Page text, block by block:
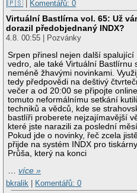
|🇵🇸 | Komentářů: 0
Virtuální Bastlírna vol. 65: Už
dorazil předobjednaný INDX?
4.8. 00:55 | Pozvánky
Srpen přinesl nejen další spalující
vedro, ale také Virtuální Bastlírnu
neméně žhavými novinkami.
tedy předpovědi na deštivý
večer a od 20:00 se připojte
tomuto neformálnímu setkání
techniků a vědců, kde se
bastlíři proberete nejzajímavější
které jste narazili za poslední
Pokud jde o novinky, řeč zcela
přijde na systém INDX pro tiskárny
Průša, který na konci
…více »
bkralik
Komentářů: 0